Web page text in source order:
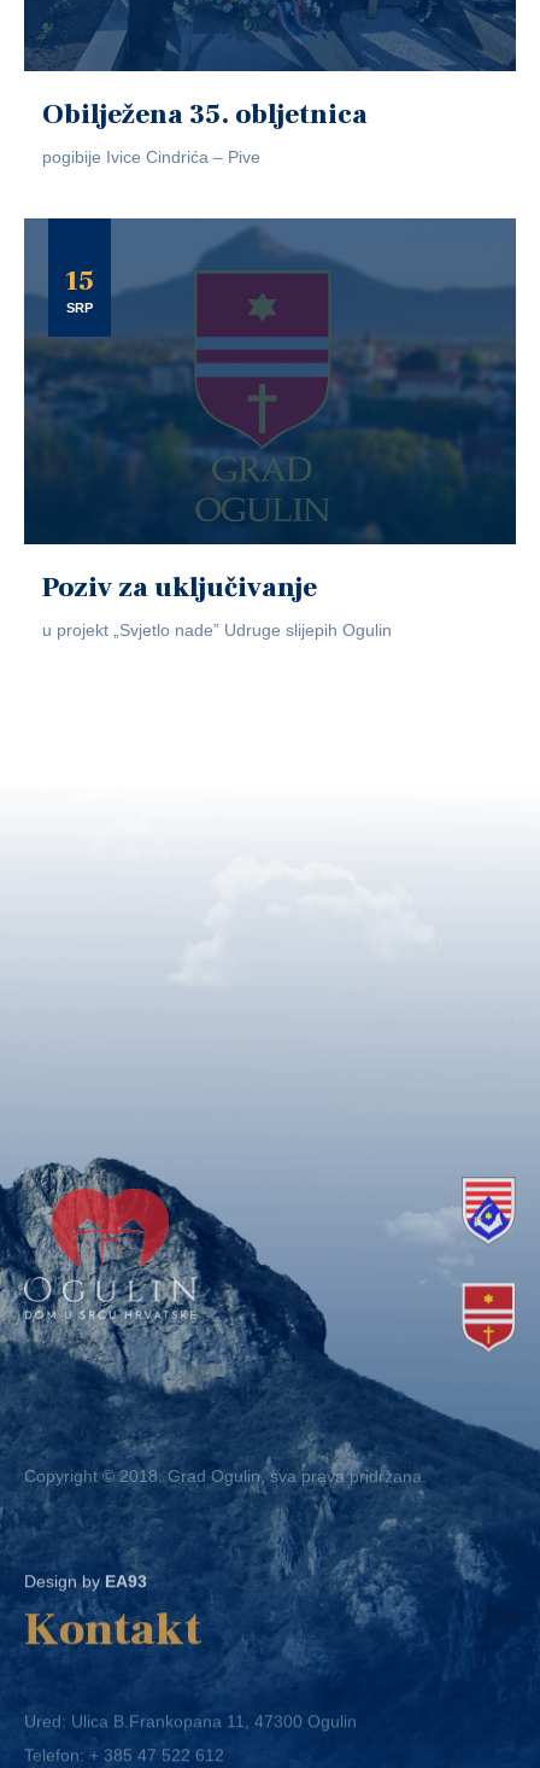
Obilježena 35. obljetnica
pogibije Ivice Cindrića – Pive
15
SRP
Poziv za uključivanje
u projekt „Svjetlo nade” Udruge slijepih Ogulin
Copyright © 2018. Grad Ogulin, sva prava pridržana.
Design by EA93
Kontakt
Telefon:+ 385 47 522 612
Telefaks:+ 385 47 522 821